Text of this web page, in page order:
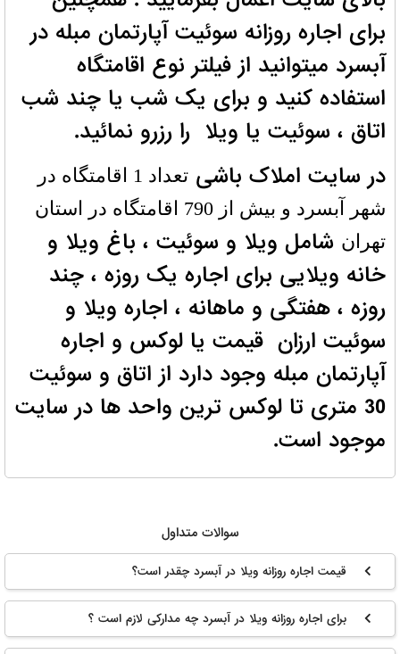
برای اجاره روزانه سوئیت آپارتمان مبله در
آبسرد میتوانید از فیلتر نوع اقامتگاه
استفاده کنید و برای یک شب یا چند شب
اتاق ، سوئیت یا ویلا را رزرو نمائید.
در سایت املاک باشی
تعداد 1 اقامتگاه در
شهر آبسرد و بیش از 790 اقامتگاه در استان
تهران شامل ویلا و سوئیت ، باغ ویلا و
خانه ویلایی برای اجاره یک روزه ، چند
روزه ، هفتگی و ماهانه ، اجاره ویلا و
سوئیت ارزان قیمت یا لوکس و اجاره
آپارتمان مبله وجود دارد از اتاق و سوئیت
30 متری تا لوکس ترین واحد ها در سایت
موجود است.
سوالات متداول
قیمت اجاره روزانه ویلا در آبسرد چقدر است؟
برای اجاره روزانه ویلا در آبسرد چه مدارکی لازم است ؟